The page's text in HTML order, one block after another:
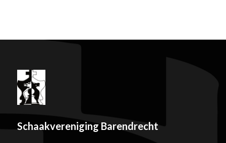
Schaakvereniging Barendrecht